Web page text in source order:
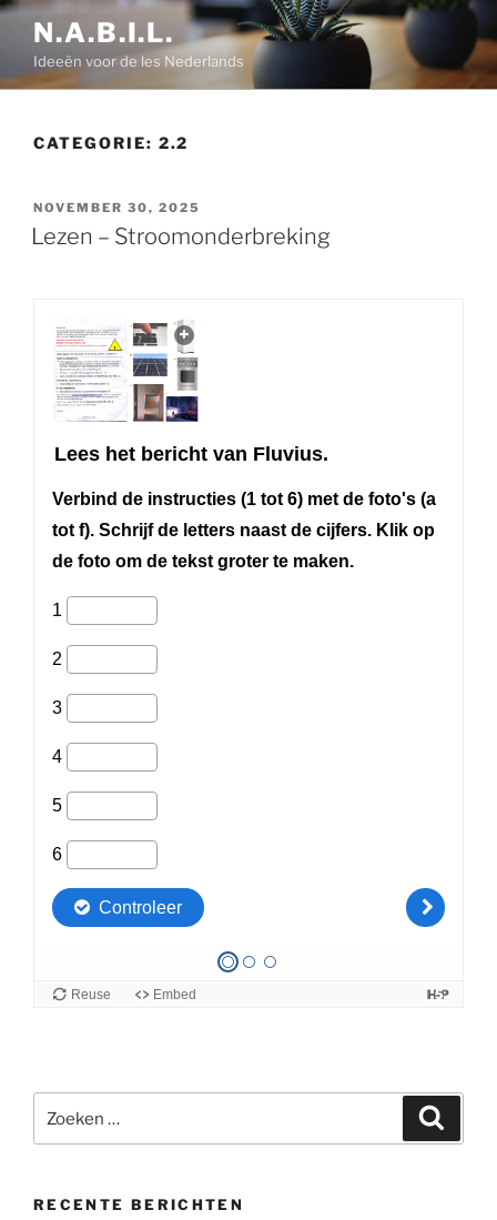
Ga
inhoud
N.A.B.I.L.
Ideeën voor de les Nederlands
CATEGORIE: 2.2
GEPLAATST
OP
NOVEMBER 30, 2025
Lezen – Stroomonderbreking
naar:
RECENTE BERICHTEN